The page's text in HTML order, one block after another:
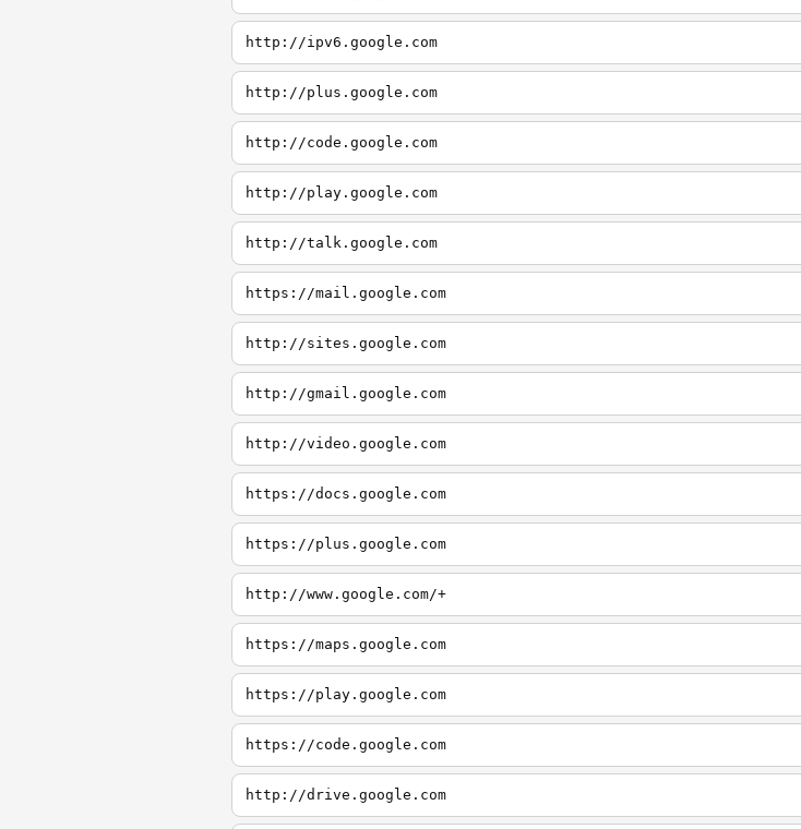
http://ipv6.google.com
http://plus.google.com
http://code.google.com
http://play.google.com
http://talk.google.com
https://mail.google.com
http://sites.google.com
http://gmail.google.com
http://video.google.com
https://docs.google.com
https://plus.google.com
http://www.google.com/+
https://maps.google.com
https://play.google.com
https://code.google.com
http://drive.google.com